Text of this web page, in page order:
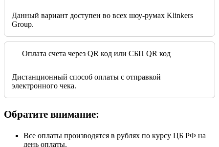
Данный вариант доступен во всех шоу-румах Klinkers
Group.
Оплата счета через QR код или СБП QR код
Дистанционный способ оплаты с отправкой
электронного чека.
Обратите внимание:
Все оплаты производятся в рублях по курсу ЦБ РФ на
день оплаты.